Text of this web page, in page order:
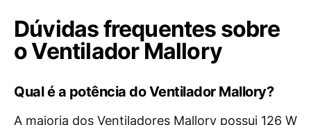
Dúvidas frequentes sobre
o Ventilador Mallory
Qual é a potência do Ventilador Mallory?
A maioria dos Ventiladores Mallory possui 126 W